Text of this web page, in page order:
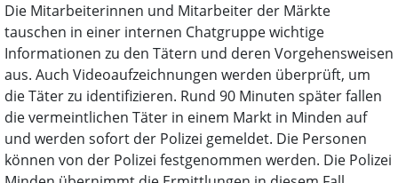
Die Mitarbeiterinnen und Mitarbeiter der Märkte
tauschen in einer internen Chatgruppe wichtige
Informationen zu den Tätern und deren Vorgehensweisen
aus. Auch Videoaufzeichnungen werden überprüft, um
die Täter zu identifizieren. Rund 90 Minuten später fallen
die vermeintlichen Täter in einem Markt in Minden auf
und werden sofort der Polizei gemeldet. Die Personen
können von der Polizei festgenommen werden. Die Polizei